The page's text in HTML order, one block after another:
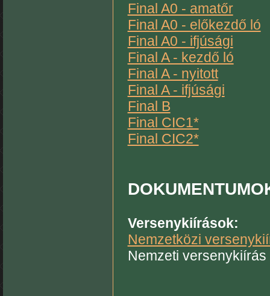
Final A0 - amatőr
Final A0 - előkezdő ló
Final A0 - ifjúsági
Final A - kezdő ló
Final A - nyitott
Final A - ifjúsági
Final B
Final CIC1*
Final CIC2*
Versenykiírások:
Nemzetközi
Nemzeti versenykiírás